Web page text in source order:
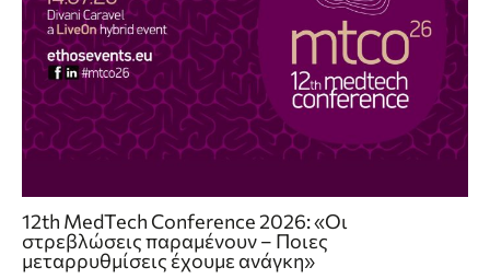
12th MedTech Conference 2026: «Οι
στρεβλώσεις παραμένουν – Ποιες
μεταρρυθμίσεις έχουμε ανάγκη»